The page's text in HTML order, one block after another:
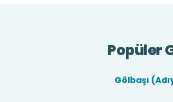
Popüler
Gölbaşı